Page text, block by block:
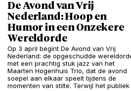
De Avond van Vrij
Nederland: Hoop en
Humor in een Onzekere
Wereldorde
Op 3 april begint De Avond van Vrij
Nederland: de opgeschudde
met een prachtig stuk jazz van het
Maarten Hogenhuis Trio, dat de avond
soepel aan elkaar speelt tijdens de
momenten van stilte. Terwijl het publiek